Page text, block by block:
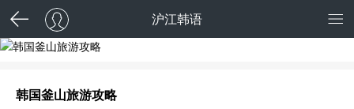
沪江韩语
韩国釜山旅游攻略
韩国釜山旅游攻略